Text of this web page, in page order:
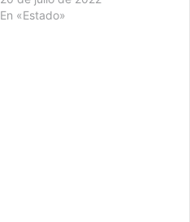
En «Estado»